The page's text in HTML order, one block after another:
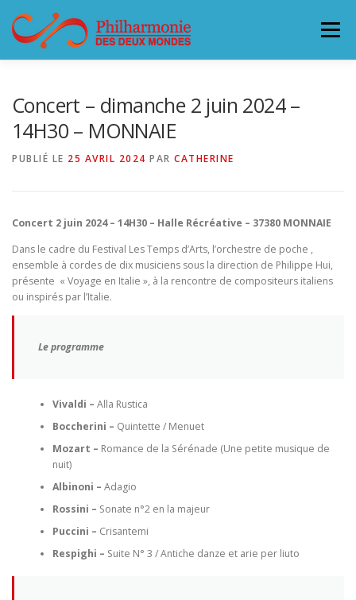
contenu
Menu
Concert – dimanche 2 juin 2024 –
14H30 – MONNAIE
PUBLIÉ LE 25 AVRIL 2024 PAR CATHERINE
Concert 2 juin 2024 – 14H30 – Halle Récréative – 37380 MONNAIE
Dans le cadre du Festival Les Temps d’Arts, l’orchestre de poche ,
ensemble à cordes de dix musiciens sous la direction de Philippe Hui,
présente « Voyage en Italie », à la rencontre de compositeurs italiens
ou inspirés par l’Italie.
Le programme
Vivaldi – Alla Rustica
Boccherini – Quintette / Menuet
Mozart – Romance de la Sérénade (Une petite musique de
nuit)
Albinoni – Adagio
Rossini – Sonate n°2 en la majeur
Puccini – Crisantemi
Respighi – Suite N° 3 / Antiche danze et arie per liuto